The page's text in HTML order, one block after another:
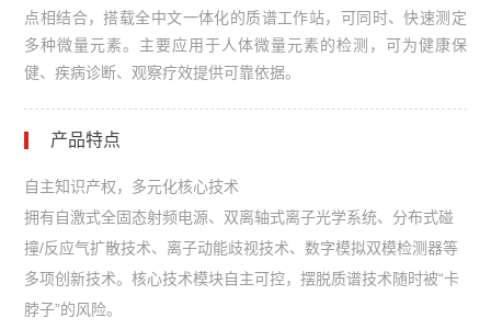
点相结合，搭载全中文一体化的质谱工作站，可同时、快速测定
多种微量元素。主要应用于人体微量元素的检测，可为健康保
健、疾病诊断、观察疗效提供可靠依据。
产品特点
自主知识产权，多元化核心技术
拥有自激式全固态射频电源、双离轴式离子光学系统、分布式碰
撞/反应气扩散技术、离子动能歧视技术、数字模拟双模检测器等
多项创新技术。核心技术模块自主可控，摆脱质谱技术随时被“卡
脖子”的风险。